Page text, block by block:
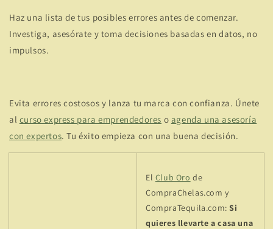
Haz una lista de tus posibles errores antes de comenzar.
Investiga, asesórate y toma decisiones basadas en datos, no
impulsos.
Evita errores costosos y lanza tu marca con confianza. Únete
al curso express para emprendedores o agenda una asesoría
con expertos. Tu éxito empieza con una buena decisión.
El Club Oro de
CompraChelas.com y
CompraTequila.com: Si
quieres llevarte a casa una